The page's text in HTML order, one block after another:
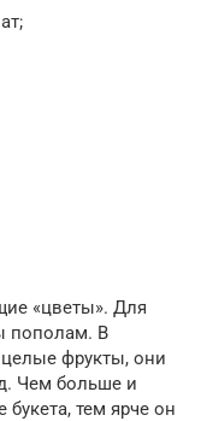
«цветы». Для
пополам. В
фрукты, они
Чем больше и
тем ярче он